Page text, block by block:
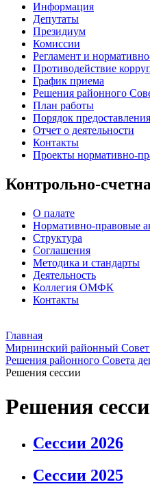
Информация
Депутаты
Президиум
Комиссии
Регламент и
Противодействие
График приема
Решения районного
План работы
Порядок
Отчет о деятельности
Контакты
Проекты нормативно-
Контрольно-
О палате
Нормативно-правовые
Структура
Соглашения
Методика и стандарты
Деятельность
Коллегия ОМФК
Контакты
Главная
Мирнинский районный Совет
Решения районного Совета
Решения сессии
Решения
Сессии 2026
Сессии 2025